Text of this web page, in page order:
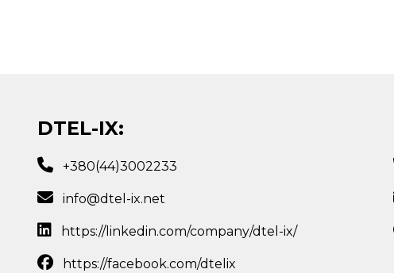
DTEL-IX:
+380(44)3002233
info@dtel-ix.net
https://linkedin.com/company/dtel-ix/
https://facebook.com/dtelix